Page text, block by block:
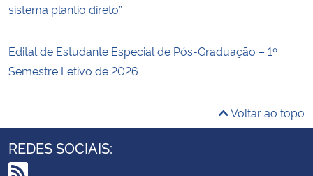
sistema plantio direto”
Edital de Estudante Especial de Pós-Graduação – 1º
Semestre Letivo de 2026
Voltar ao topo
REDES SOCIAIS: